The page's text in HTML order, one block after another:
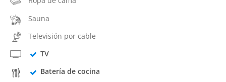
Sauna
Televisión por cable
TV
Batería de cocina